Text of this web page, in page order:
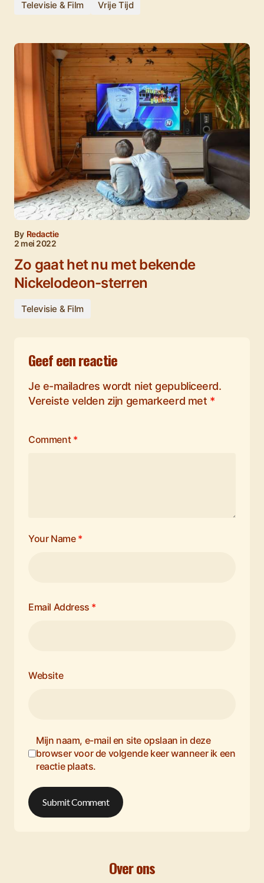
Televisie & Film Vrije Tijd
By Redactie
2 mei 2022
Zo gaat het nu met bekende
Nickelodeon-sterren
Televisie & Film
Geef een reactie
Je e-mailadres wordt niet gepubliceerd.
Vereiste velden zijn gemarkeerd met *
Comment *
Your Name *
Email Address *
Website
Mijn naam, e-mail en site opslaan in deze
browser voor de volgende keer wanneer ik een
reactie plaats.
Submit Comment
Over ons